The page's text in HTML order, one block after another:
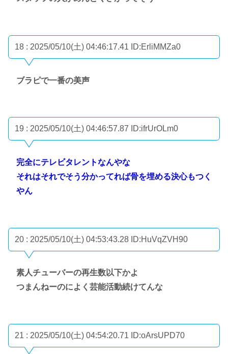
18 : 2025/05/10(土) 04:46:17.41 ID:ErliMMZa0
ブラピで一番の美声
19 : 2025/05/10(土) 04:46:57.87 ID:ifrUrOLm0
完全にテレビタレントなんやな
それはそれでそう分かってれば骨を埋める決心もつく
やん
20 : 2025/05/10(土) 04:53:43.28 ID:HuVqZVH90
素人チューバーの再生数以下かよ
つまんねーのによく芸能活動続けてんな
21 : 2025/05/10(土) 04:54:20.71 ID:oArsUPD70